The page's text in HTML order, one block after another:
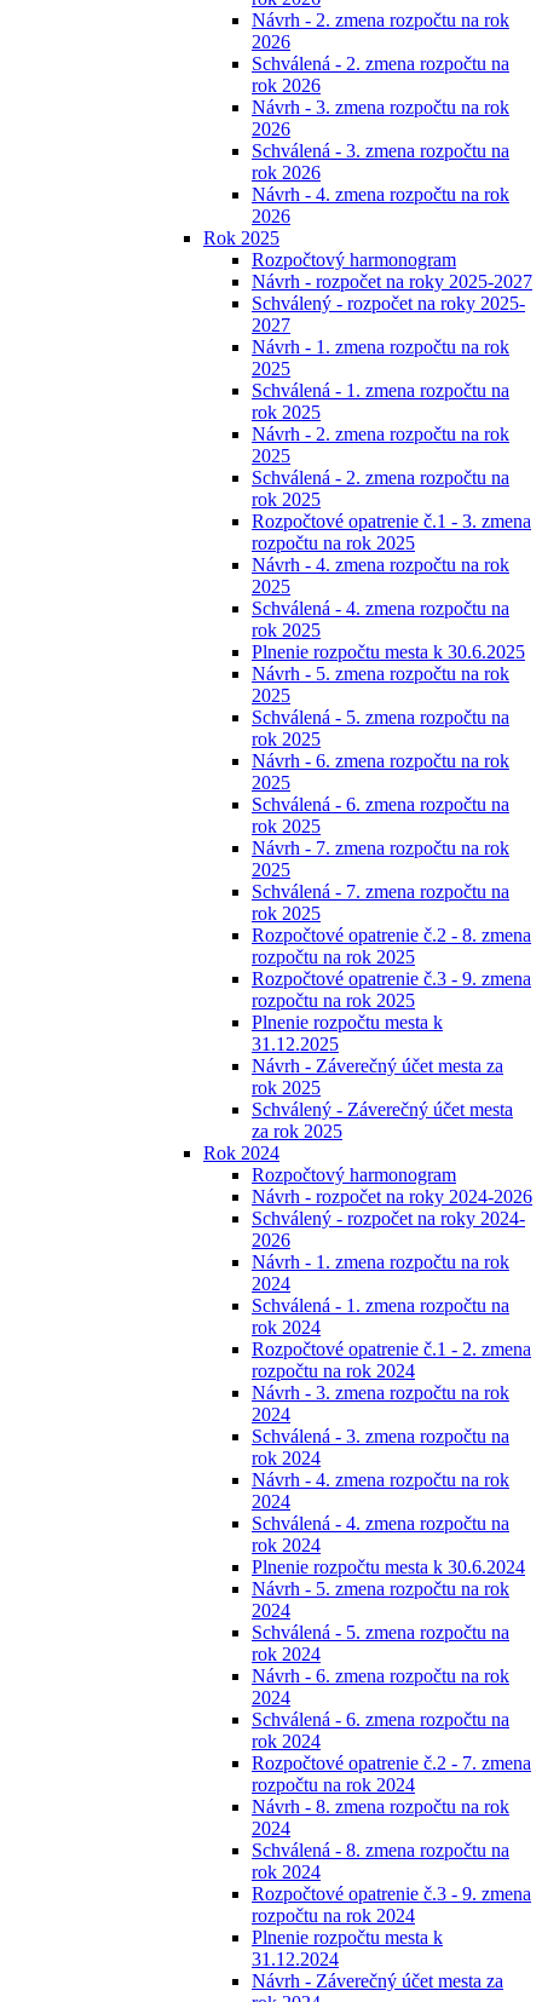
Návrh - 2. zmena rozpočtu na rok
2026
Schválená - 2. zmena rozpočtu na
rok 2026
Návrh - 3. zmena rozpočtu na rok
2026
Schválená - 3. zmena rozpočtu na
rok 2026
Návrh - 4. zmena rozpočtu na rok
2026
Rok 2025
Rozpočtový harmonogram
Návrh - rozpočet na roky 2025-2027
Schválený - rozpočet na roky 2025-
2027
Návrh - 1. zmena rozpočtu na rok
2025
Schválená - 1. zmena rozpočtu na
rok 2025
Návrh - 2. zmena rozpočtu na rok
2025
Schválená - 2. zmena rozpočtu na
rok 2025
Rozpočtové opatrenie č.1 - 3. zmena
rozpočtu na rok 2025
Návrh - 4. zmena rozpočtu na rok
2025
Schválená - 4. zmena rozpočtu na
rok 2025
Plnenie rozpočtu mesta k 30.6.2025
Návrh - 5. zmena rozpočtu na rok
2025
Schválená - 5. zmena rozpočtu na
rok 2025
Návrh - 6. zmena rozpočtu na rok
2025
Schválená - 6. zmena rozpočtu na
rok 2025
Návrh - 7. zmena rozpočtu na rok
2025
Schválená - 7. zmena rozpočtu na
rok 2025
Rozpočtové opatrenie č.2 - 8. zmena
rozpočtu na rok 2025
Rozpočtové opatrenie č.3 - 9. zmena
rozpočtu na rok 2025
Plnenie rozpočtu mesta k
31.12.2025
Návrh - Záverečný účet mesta za
rok 2025
Schválený - Záverečný účet mesta
za rok 2025
Rok 2024
Rozpočtový harmonogram
Návrh - rozpočet na roky 2024-2026
Schválený - rozpočet na roky 2024-
2026
Návrh - 1. zmena rozpočtu na rok
2024
Schválená - 1. zmena rozpočtu na
rok 2024
Rozpočtové opatrenie č.1 - 2. zmena
rozpočtu na rok 2024
Návrh - 3. zmena rozpočtu na rok
2024
Schválená - 3. zmena rozpočtu na
rok 2024
Návrh - 4. zmena rozpočtu na rok
2024
Schválená - 4. zmena rozpočtu na
rok 2024
Plnenie rozpočtu mesta k 30.6.2024
Návrh - 5. zmena rozpočtu na rok
2024
Schválená - 5. zmena rozpočtu na
rok 2024
Návrh - 6. zmena rozpočtu na rok
2024
Schválená - 6. zmena rozpočtu na
rok 2024
Rozpočtové opatrenie č.2 - 7. zmena
rozpočtu na rok 2024
Návrh - 8. zmena rozpočtu na rok
2024
Schválená - 8. zmena rozpočtu na
rok 2024
Rozpočtové opatrenie č.3 - 9. zmena
rozpočtu na rok 2024
Plnenie rozpočtu mesta k
31.12.2024
Návrh - Záverečný účet mesta za